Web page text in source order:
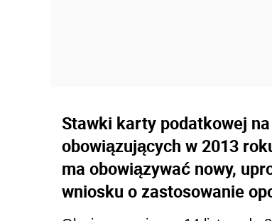
Stawki karty podatkowej
obowiązujących w 2013
ma obowiązywać nowy,
wniosku o zastosowanie